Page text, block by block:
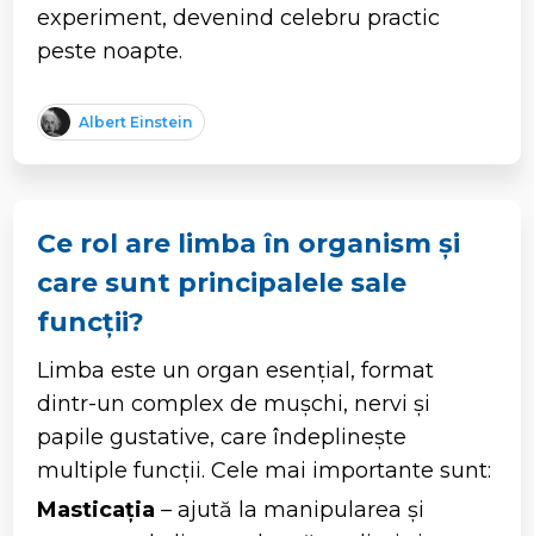
experiment, devenind celebru practic
peste noapte.
Albert Einstein
Ce rol are limba în organism și
care sunt principalele sale
funcții?
Limba este un organ esențial, format
dintr-un complex de mușchi, nervi și
papile gustative, care îndeplinește
multiple funcții. Cele mai importante sunt:
Masticația – ajută la manipularea și